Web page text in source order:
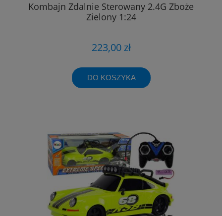
Kombajn Zdalnie Sterowany 2.4G Zboże
Zielony 1:24
223,00 zł
DO KOSZYKA